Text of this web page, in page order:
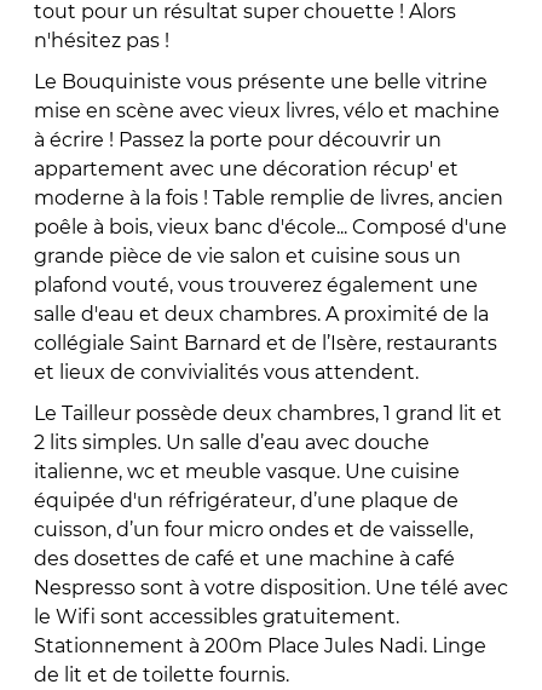
tout pour un résultat super chouette ! Alors
n'hésitez pas !
Le Bouquiniste vous présente une belle vitrine
mise en scène avec vieux livres, vélo et machine
à écrire ! Passez la porte pour découvrir un
appartement avec une décoration récup' et
moderne à la fois ! Table remplie de livres, ancien
poêle à bois, vieux banc d'école... Composé d'une
grande pièce de vie salon et cuisine sous un
plafond vouté, vous trouverez également une
salle d'eau et deux chambres. A proximité de la
collégiale Saint Barnard et de l’Isère, restaurants
et lieux de convivialités vous attendent.
Le Tailleur possède deux chambres, 1 grand lit et
2 lits simples. Un salle d’eau avec douche
italienne, wc et meuble vasque. Une cuisine
équipée d'un réfrigérateur, d’une plaque de
cuisson, d’un four micro ondes et de vaisselle,
des dosettes de café et une machine à café
Nespresso sont à votre disposition. Une télé avec
le Wifi sont accessibles gratuitement.
Stationnement à 200m Place Jules Nadi. Linge
de lit et de toilette fournis.